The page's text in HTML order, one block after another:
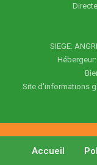
SIEGE:
Hébergeur:
Site d'informations
Accueil